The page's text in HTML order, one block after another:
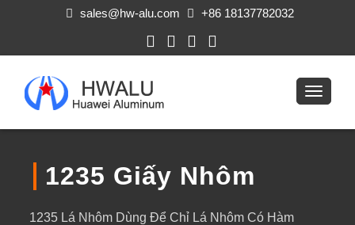
sales@hw-alu.com +86 18137782032
1235 Giấy Nhôm
1235 Lá Nhôm Dùng Để Chỉ Lá Nhôm Có Hàm